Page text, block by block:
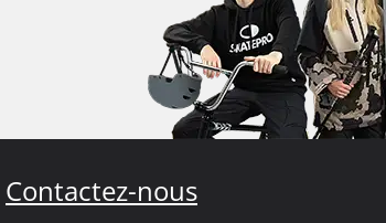
Contactez-nous